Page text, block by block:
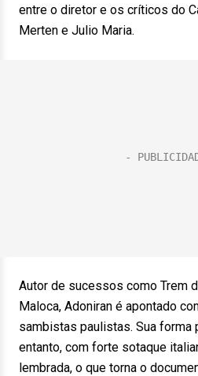
entre o diretor e os críticos do
Merten e Julio Maria.
Autor de sucessos como Trem
Maloca, Adoniran é apontado
sambistas paulistas. Sua forma
entanto, com forte sotaque
lembrada, o que torna o